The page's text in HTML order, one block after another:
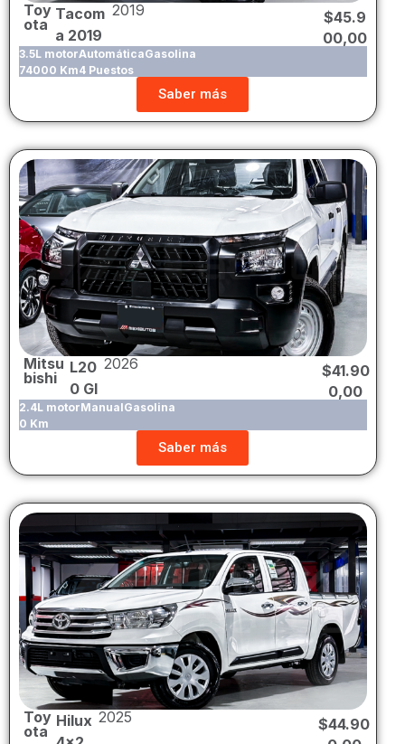
Toy
ota
Tacom
a 2019
2019 $45.9
00,00
3.5L motorAutomáticaGasolina
74000 Km4 Puestos
Saber más
Mitsu
bishi
L20
0 Gl
2026 $41.90
0,00
2.4L motorManualGasolina
0 Km
Saber más
Toy
ota
Hilux 2025 $44.90